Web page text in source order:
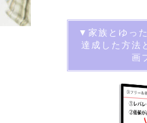
▼家族とゆっ
達成した方法
画